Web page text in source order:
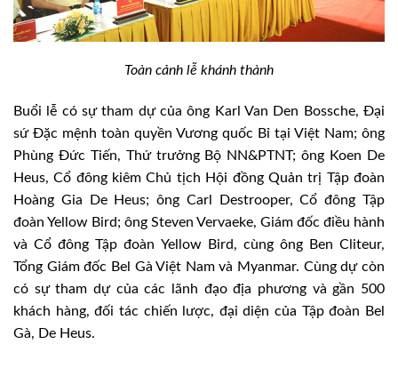
Toàn cảnh lễ khánh thành
Buổi lễ có sự tham dự của ông Karl Van Den Bossche, Đại
sứ Đặc mệnh toàn quyền Vương quốc Bỉ tại Việt Nam; ông
Phùng Đức Tiến, Thứ trưởng Bộ NN&PTNT; ông Koen De
Heus, Cổ đông kiêm Chủ tịch Hội đồng Quản trị Tập đoàn
Hoàng Gia De Heus; ông Carl Destrooper, Cổ đông Tập
đoàn Yellow Bird; ông Steven Vervaeke, Giám đốc điều hành
và Cổ đông Tập đoàn Yellow Bird, cùng ông Ben Cliteur,
Tổng Giám đốc Bel Gà Việt Nam và Myanmar. Cùng dự còn
có sự tham dự của các lãnh đạo địa phương và gần 500
khách hàng, đối tác chiến lược, đại diện của Tập đoàn Bel
Gà, De Heus.